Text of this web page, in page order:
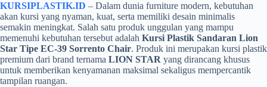
KURSIPLASTIK.ID – Dalam dunia furniture modern, kebutuhan
akan kursi yang nyaman, kuat, serta memiliki desain minimalis
semakin meningkat. Salah satu produk unggulan yang mampu
memenuhi kebutuhan tersebut adalah Kursi Plastik Sandaran Lion
Star Tipe EC-39 Sorrento Chair. Produk ini merupakan kursi plastik
premium dari brand ternama LION STAR yang dirancang khusus
untuk memberikan kenyamanan maksimal sekaligus mempercantik
tampilan ruangan.